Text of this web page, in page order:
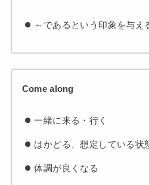
～であるという印象を与え
Come along
一緒に来る・行く
はかどる、想定している状
体調が良くなる